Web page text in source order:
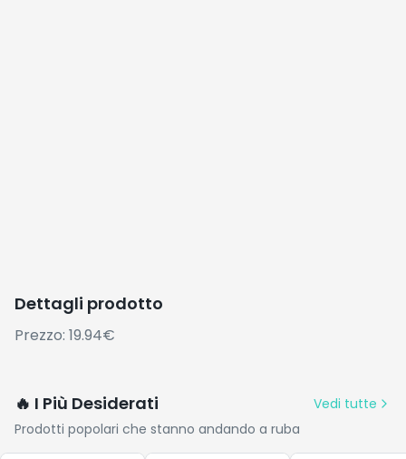
Dettagli prodotto
Prezzo: 19.94€
🔥 I Più Desiderati
Vedi tutte
Prodotti popolari che stanno andando a ruba